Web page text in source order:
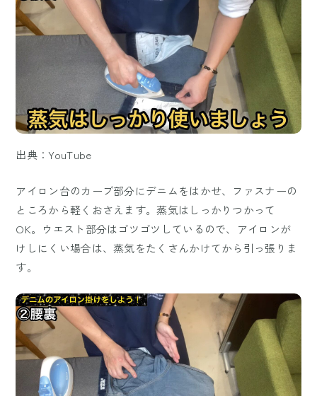
出典：YouTube
アイロン台のカーブ部分にデニムをはかせ、ファスナーの
ところから軽くおさえます。蒸気はしっかりつかって
OK。ウエスト部分はゴツゴツしているので、アイロンが
けしにくい場合は、蒸気をたくさんかけてから引っ張りま
す。